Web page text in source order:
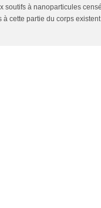
soutifs à nanoparticules
cette partie du corps